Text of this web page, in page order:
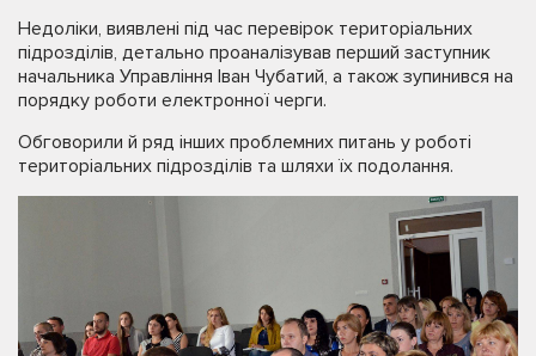
Недоліки, виявлені під час перевірок територіальних
підрозділів, детально проаналізував перший заступник
начальника Управління Іван Чубатий, а також зупинився на
порядку роботи електронної черги.
Обговорили й ряд інших проблемних питань у роботі
територіальних підрозділів та шляхи їх подолання.